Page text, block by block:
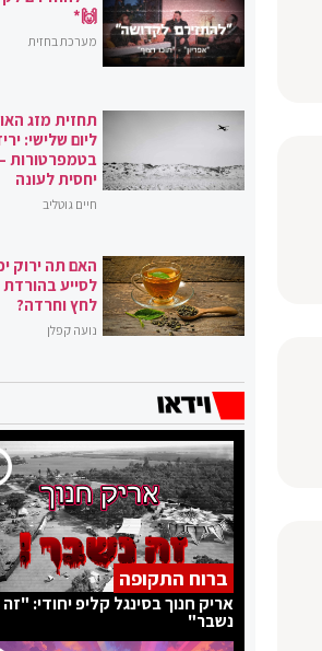
🙌*
מערכת בחזית
תחזית מזג
ליום שלישי:
בטמפרטורות
יחסית לעונה
חיים גוטליב
האם תה ירוק
לסייע
לחץ וחרדה?
נועה קפלן
ברוח התקופה
אריק חנוך בסינגל קליפ יחודי: "זה
נשבר"